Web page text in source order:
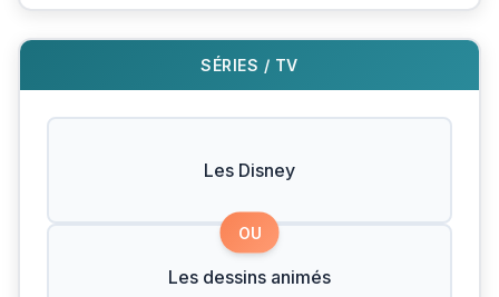
SÉRIES / TV
Les Disney
OU
Les dessins animés